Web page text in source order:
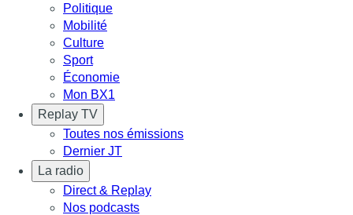
Politique
Mobilité
Culture
Sport
Économie
Mon BX1
Replay TV
Toutes nos émissions
Dernier JT
La radio
Direct & Replay
Nos podcasts